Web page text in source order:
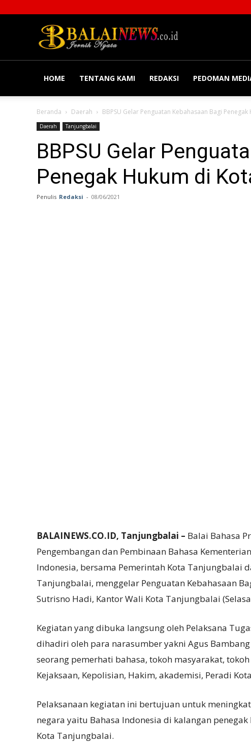
HOME TENTANG KAMI REDAKSI PEDOMAN
Beranda Daerah BBPSU Gelar Penguatan Kebahasaan Bagi
Daerah Tanjungbalai
BBPSU Gelar
Penegak Hukum di
Penulis Redaksi - 08/06/2021
BALAINEWS.CO.ID, Tanjungbalai – Balai Bahasa
Pengembangan dan Pembinaan Bahasa
Indonesia, bersama Pemerintah Kota Tanjungbalai
Tanjungbalai, menggelar Penguatan Kebahasaan
Sutrisno Hadi, Kantor Wali Kota Tanjungbalai
Kegiatan yang dibuka langsung oleh Pelaksana
dihadiri oleh para narasumber yakni Agus
seorang pemerhati bahasa, tokoh masyarakat,
Kejaksaan, Kepolisian, Hakim, akademisi, Peradi
Pelaksanaan kegiatan ini bertujuan untuk
negara yaitu Bahasa Indonesia di kalangan
Kota Tanjungbalai.